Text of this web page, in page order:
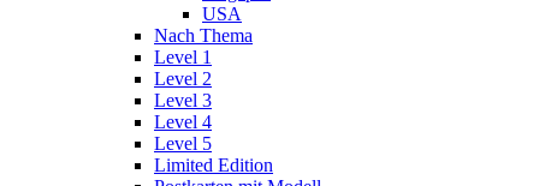
USA
Nach Thema
Level 1
Level 2
Level 3
Level 4
Level 5
Limited Edition